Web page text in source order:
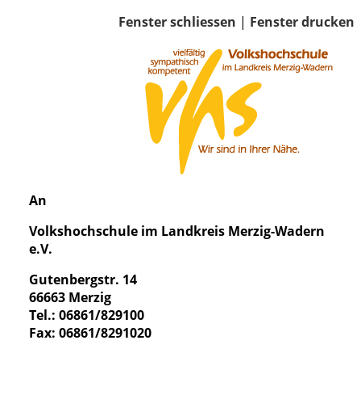
Fenster schliessen | Fenster drucken
An
Volkshochschule im Landkreis Merzig-Wadern
e.V.
Gutenbergstr. 14
66663 Merzig
Tel.: 06861/829100
Fax: 06861/8291020